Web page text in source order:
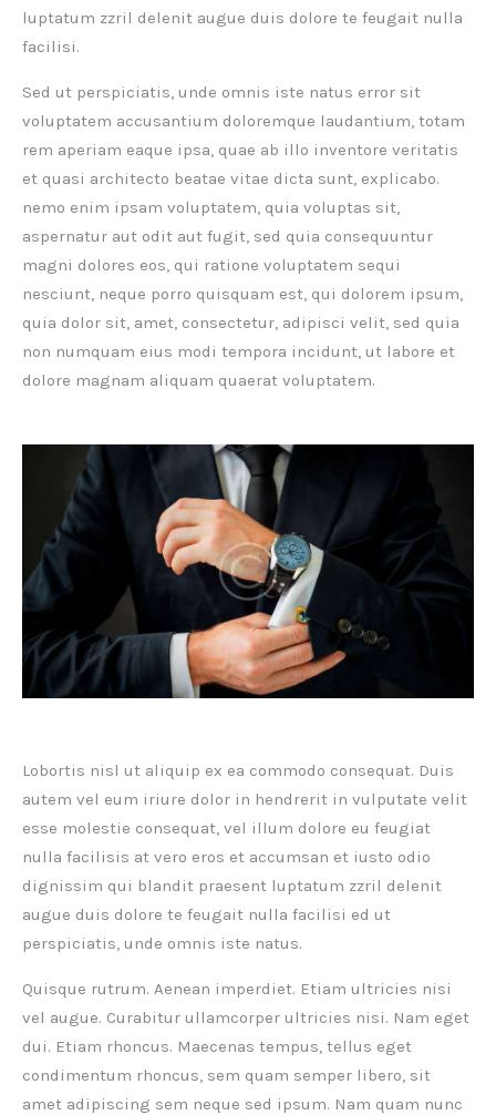
luptatum zzril delenit augue duis dolore te feugait nulla
facilisi.
Sed ut perspiciatis, unde omnis iste natus error sit
voluptatem accusantium doloremque laudantium, totam
rem aperiam eaque ipsa, quae ab illo inventore veritatis
et quasi architecto beatae vitae dicta sunt, explicabo.
nemo enim ipsam voluptatem, quia voluptas sit,
aspernatur aut odit aut fugit, sed quia consequuntur
magni dolores eos, qui ratione voluptatem sequi
nesciunt, neque porro quisquam est, qui dolorem ipsum,
quia dolor sit, amet, consectetur, adipisci velit, sed quia
non numquam eius modi tempora incidunt, ut labore et
dolore magnam aliquam quaerat voluptatem.
Lobortis nisl ut aliquip ex ea commodo consequat. Duis
autem vel eum iriure dolor in hendrerit in vulputate velit
esse molestie consequat, vel illum dolore eu feugiat
nulla facilisis at vero eros et accumsan et iusto odio
dignissim qui blandit praesent luptatum zzril delenit
augue duis dolore te feugait nulla facilisi ed ut
perspiciatis, unde omnis iste natus.
Quisque rutrum. Aenean imperdiet. Etiam ultricies nisi
vel augue. Curabitur ullamcorper ultricies nisi. Nam eget
dui. Etiam rhoncus. Maecenas tempus, tellus eget
condimentum rhoncus, sem quam semper libero, sit
amet adipiscing sem neque sed ipsum. Nam quam nunc